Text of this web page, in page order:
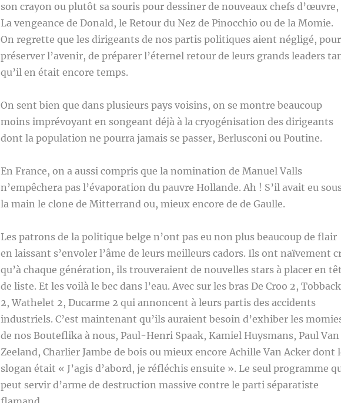
son crayon ou plutôt sa souris pour dessiner de nouveaux chefs d’œuvre,
La vengeance de Donald, le Retour du Nez de Pinocchio ou de la Momie.
On regrette que les dirigeants de nos partis politiques aient négligé, pour
préserver l’avenir, de préparer l’éternel retour de leurs grands leaders
qu’il en était encore temps.
On sent bien que dans plusieurs pays voisins, on se montre beaucoup
moins imprévoyant en songeant déjà à la cryogénisation des dirigeants
dont la population ne pourra jamais se passer, Berlusconi ou Poutine.
En France, on a aussi compris que la nomination de Manuel Valls
n’empêchera pas l’évaporation du pauvre Hollande. Ah ! S’il avait eu
la main le clone de Mitterrand ou, mieux encore de de Gaulle.
Les patrons de la politique belge n’ont pas eu non plus beaucoup de flair
en laissant s’envoler l’âme de leurs meilleurs cadors. Ils ont naïvement
qu’à chaque génération, ils trouveraient de nouvelles stars à placer en
de liste. Et les voilà le bec dans l’eau. Avec sur les bras De Croo 2, Tobback
2, Wathelet 2, Ducarme 2 qui annoncent à leurs partis des accidents
industriels. C’est maintenant qu’ils auraient besoin d’exhiber les
de nos Bouteflika à nous, Paul-Henri Spaak, Kamiel Huysmans, Paul Van
Zeeland, Charlier Jambe de bois ou mieux encore Achille Van Acker dont
slogan était « J’agis d’abord, je réfléchis ensuite ». Le seul programme
peut servir d’arme de destruction massive contre le parti séparatiste